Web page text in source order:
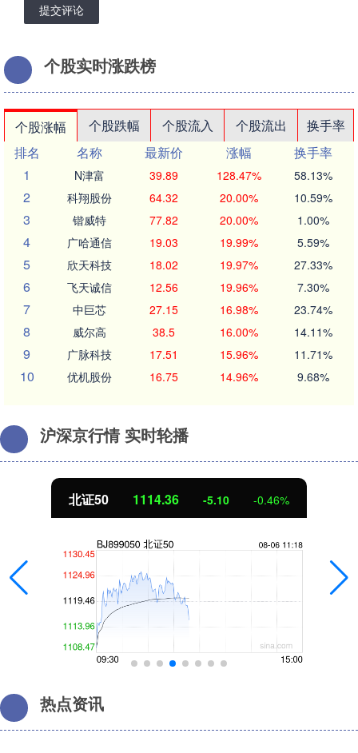
提交评论
个股实时涨跌榜
个股涨幅 个股跌幅 个股流入 个股流出
换手率
排名
名称 最新价 涨幅
换手率
1
N津富 39.89 128.47% 58.13%
2 科翔股份 64.32 20.00% 10.59%
3 锴威特 77.82 20.00% 1.00%
4 广哈通信 19.03 19.99% 5.59%
5 欣天科技 18.02 19.97% 27.33%
6 飞天诚信 12.56 19.96% 7.30%
7 中巨芯 27.15 16.98% 23.74%
8 威尔高 38.5 16.00% 14.11%
9 广脉科技 17.51 15.96% 11.71%
10 优机股份 16.75 14.96% 9.68%
沪深京行情 实时轮播
北证50 1114.33 -5.13 -0.46%
热点资讯